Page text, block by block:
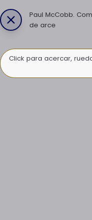
Paul McCobb.
de arce
Click para acercar,